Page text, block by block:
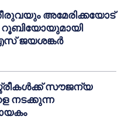
അമേരിക്കയോട്
റൂബിയോയുമായി
ജയശങ്കർ
സൗജന്യ
നടക്കുന്ന